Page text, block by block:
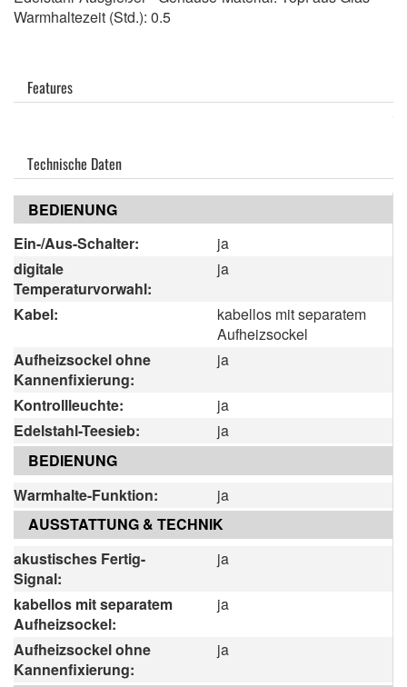
Warmhaltezeit (Std.): 0.5
Features
Technische Daten
BEDIENUNG
Ein-/Aus-Schalter:
ja
digitale
Temperaturvorwahl:
ja
Kabel:
kabellos mit separatem
Aufheizsockel
Aufheizsockel ohne
Kannenfixierung:
ja
Kontrollleuchte:
ja
Edelstahl-Teesieb:
ja
BEDIENUNG
Warmhalte-Funktion:
ja
AUSSTATTUNG & TECHNIK
akustisches Fertig-
Signal:
ja
kabellos mit separatem
Aufheizsockel:
ja
Aufheizsockel ohne
Kannenfixierung:
ja